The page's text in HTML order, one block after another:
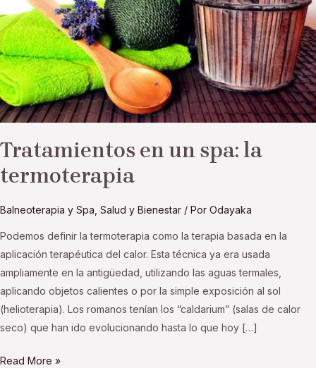
Tratamientos en un spa: la
termoterapia
Balneoterapia y Spa Salud y Bienestar / Por Odayaka
Podemos definir la termoterapia como la terapia basada en la
aplicación terapéutica del calor. Esta técnica ya era usada
ampliamente en la antigüedad, utilizando las aguas termales,
aplicando objetos calientes o por la simple exposición al sol
(helioterapia). Los romanos tenían los “caldarium” (salas de calor
seco) que han ido evolucionando hasta lo que hoy […]
termoterapia
Read More »